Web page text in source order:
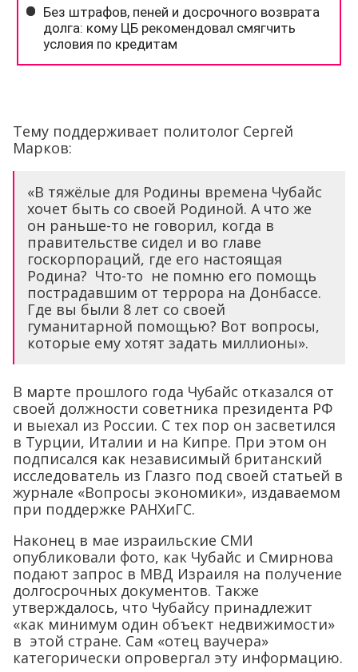
Тему поддерживает политолог Сергей
Марков:
«В тяжёлые для Родины времена Чубайс
хочет быть со своей Родиной. А что же
он раньше-то не говорил, когда в
правительстве сидел и во главе
госкорпораций, где его настоящая
Родина? Что-то не помню его помощь
пострадавшим от террора на Донбассе.
Где вы были 8 лет со своей
гуманитарной помощью? Вот вопросы,
которые ему хотят задать миллионы».
В марте прошлого года Чубайс отказался от
своей должности советника президента РФ
и выехал из России. С тех пор он засветился
в Турции, Италии и на Кипре. При этом он
подписался как независимый британский
исследователь из Глазго под своей статьей в
журнале «Вопросы экономики», издаваемом
при поддержке РАНХиГС.
Наконец в мае израильские СМИ
опубликовали фото, как Чубайс и Смирнова
подают запрос в МВД Израиля на получение
долгосрочных документов. Также
утверждалось, что Чубайсу принадлежит
«как минимум один объект недвижимости»
в этой стране. Сам «отец ваучера»
категорически опровергал эту информацию.